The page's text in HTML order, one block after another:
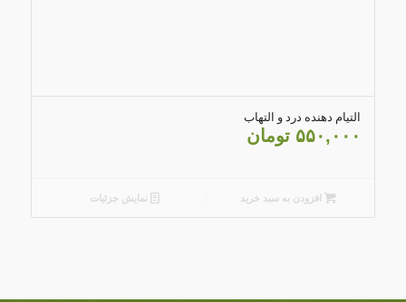
5.00
التیام دهنده درد و التهاب
۵۵۰,۰۰۰ تومان
افزودن به سبد خرید نمایش جزئیات